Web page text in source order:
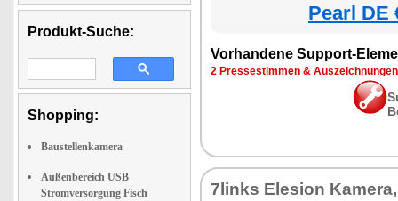
Produkt-Suche:
Shopping:
Baustellenkamera
Außenbereich USB
Stromversorgung Fisch
Pearl DE
Vorhandene Support-
2 Pressestimmen & Auszeichnungen
7links Elesion